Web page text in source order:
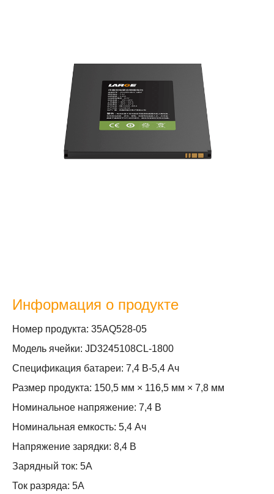
Информация о продукте
Номер продукта: 35AQ528-05
Модель ячейки: JD3245108CL-1800
Спецификация батареи: 7,4 В-5,4 Ач
Размер продукта: 150,5 мм × 116,5 мм × 7,8 мм
Номинальное напряжение: 7,4 В
Номинальная емкость: 5,4 Ач
Напряжение зарядки: 8,4 В
Зарядный ток: 5А
Ток разряда: 5А